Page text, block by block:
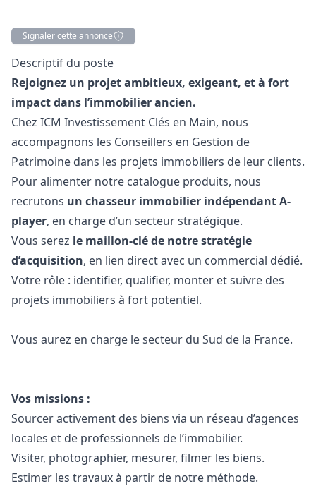
Signaler cette annonce
Description
Descriptif du poste
Rejoignez un projet ambitieux, exigeant, et à fort
impact dans l’immobilier ancien.
Chez ICM Investissement Clés en Main, nous
accompagnons les Conseillers en Gestion de
Patrimoine dans les projets immobiliers de leur clients.
Pour alimenter notre catalogue produits, nous
recrutons un chasseur immobilier indépendant A-
player, en charge d’un secteur stratégique.
Vous serez le maillon-clé de notre stratégie
d’acquisition, en lien direct avec un commercial dédié.
Votre rôle : identifier, qualifier, monter et suivre des
projets immobiliers à fort potentiel.
Vous aurez en charge le secteur du Sud de la France.
Vos missions :
Sourcer activement des biens via un réseau d’agences
locales et de professionnels de l’immobilier.
Visiter, photographier, mesurer, filmer les biens.
Estimer les travaux à partir de notre méthode.